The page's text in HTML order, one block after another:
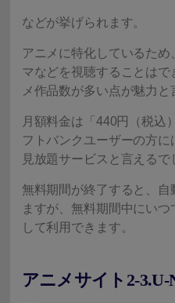
などが挙げられます。
アニメに特化しているた
マなどを視聴することはで
メ作品数が多い点が魅力と
月額料金は「440円（税込
フトバンクユーザーの方
見放題サービスと言えるで
無料期間が終了すると、自
ますが、無料期間中にい
して利用できます。
アニメサイト2-3.U-